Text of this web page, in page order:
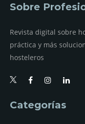
Sobre
Revista digital sobre
práctica y más
hosteleros
Categorías